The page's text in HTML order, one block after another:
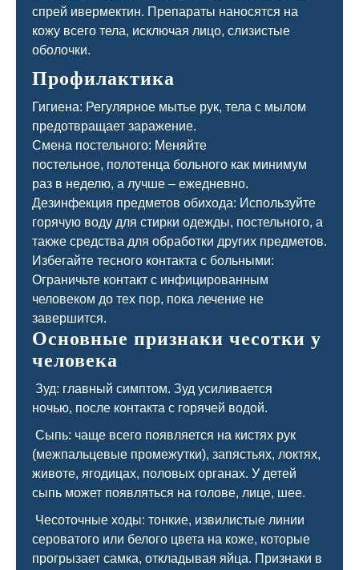
спрей ивермектин. Препараты наносятся на
кожу всего тела, исключая лицо, слизистые
оболочки.
Профилактика
Гигиена: Регулярное мытье рук, тела с мылом
предотвращает заражение.
Смена постельного: Меняйте
постельное, полотенца больного как минимум
раз в неделю, а лучше – ежедневно.
Дезинфекция предметов обихода: Используйте
горячую воду для стирки одежды, постельного, а
также средства для обработки других предметов.
Избегайте тесного контакта с больными:
Ограничьте контакт с инфицированным
человеком до тех пор, пока лечение не
завершится.
Основные признаки чесотки у
человека
Зуд: главный симптом. Зуд усиливается
ночью, после контакта с горячей водой.
Сыпь: чаще всего появляется на кистях рук
(межпальцевые промежутки), запястьях, локтях,
животе, ягодицах, половых органах. У детей
сыпь может появляться на голове, лице, шее.
Чесоточные ходы: тонкие, извилистые линии
сероватого или белого цвета на коже, которые
прогрызает самка, откладывая яйца. Признаки в